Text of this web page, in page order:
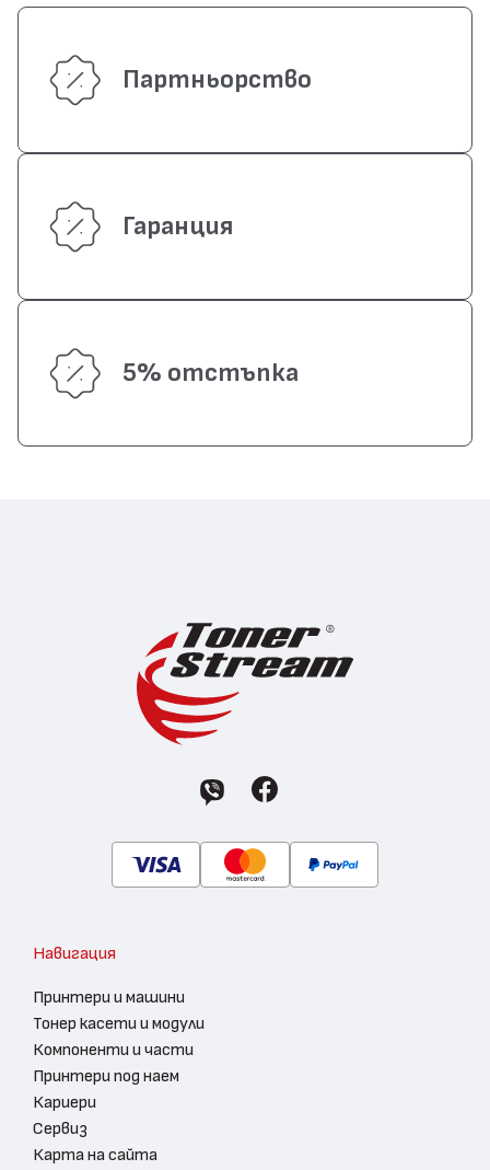
Партньорство
Гаранция
5% отстъпка
Навигация
Принтери и машини
Тонер касети и модули
Компоненти и части
Принтери под наем
Кариери
Сервиз
Карта на сайта